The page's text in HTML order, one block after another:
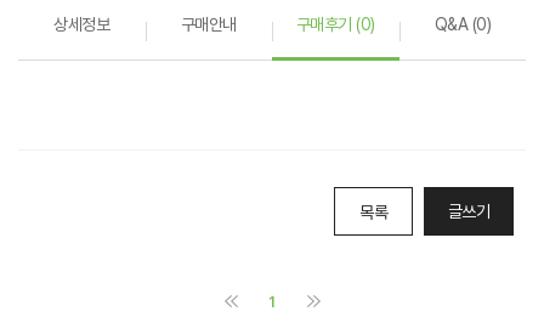
상세정보 구매안내 구매후기 (0) Q&A (0)